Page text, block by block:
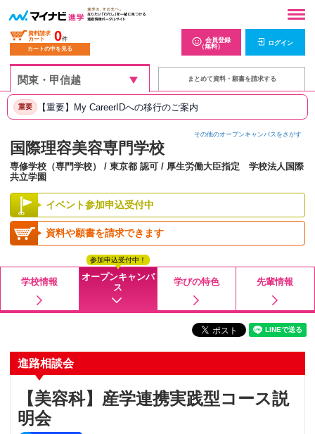
資料請求
カート
0件
カートの中を見る
会員登録
（無料）
ログイン
まとめて資料・願書を請求する
重要 【重要】My CareerIDへの移行のご案内
その他のオープンキャンパスをさがす
国際理容美容専門学校
専修学校（専門学校） / 東京都 認可 / 厚生労働大臣指定 学校法人国際
共立学園
イベント参加申込受付中
資料や願書を請求できます
学校情報
オープンキャンパ
ス
参加申込受付中！
学びの特色 先輩情報
進路相談会
【美容科】産学連携実践型コース説
明会